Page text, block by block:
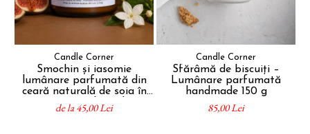
Candle Corner
Smochin și iasomie
lumânare parfumată din
ceară naturală de soia în
recipient sticlă ambră
de la 45,00 Lei
Candle Corner
Sfărâmă de biscuiți –
Lumânare parfumată
handmade 150 g
85,00 Lei